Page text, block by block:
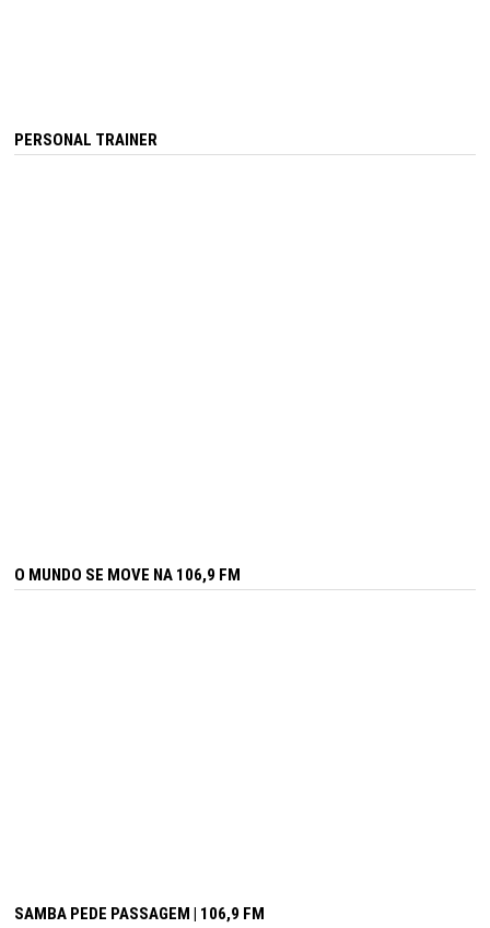
PERSONAL TRAINER
O MUNDO SE MOVE NA 106,9 FM
SAMBA PEDE PASSAGEM | 106,9 FM